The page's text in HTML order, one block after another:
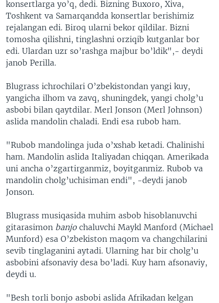
konsertlarga yo’q, dedi. Bizning Buxoro, Xiva,
Toshkent va Samarqandda konsertlar berishimiz
rejalangan edi. Biroq ularni bekor qildilar. Bizni
tomosha qilishni, tinglashni orziqib kutganlar bor
edi. Ulardan uzr so’rashga majbur bo’ldik",- deydi
janob Perilla.
Blugrass ichrochilari O’zbekistondan yangi kuy,
yangicha ilhom va zavq, shuningdek, yangi cholg’u
asbobi bilan qaytdilar. Merl Jonson (Merl Johnson)
aslida mandolin chaladi. Endi esa rubob ham.
"Rubob mandolinga juda o’xshab ketadi. Chalinishi
ham. Mandolin aslida Italiyadan chiqqan. Amerikada
uni ancha o’zgartirganmiz, boyitganmiz. Rubob va
mandolin cholg’uchisiman endi", -deydi janob
Jonson.
Blugrass musiqasida muhim asbob hisoblanuvchi
gitarasimon banjo chaluvchi Maykl Manford (Michael
Munford) esa O’zbekiston maqom va changchilarini
sevib tinglaganini aytadi. Ularning har bir cholg’u
asbobini afsonaviy desa bo’ladi. Kuy ham afsonaviy,
deydi u.
"Besh torli bonjo asbobi aslida Afrikadan kelgan